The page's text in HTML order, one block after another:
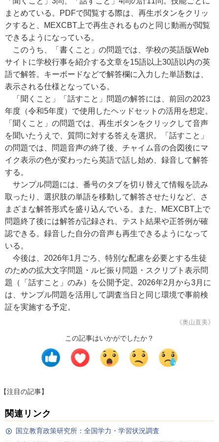
まとめている。PDFで閲覧する際は、再生ボタンをクリッ
クすると、MEXCBT上で再生されるものと同じ動画が閲覧
できるようになっている。
このうち、「書くこと」の問題では、学校の英語版Web
サイトに学校行事を紹介する文章を15語以上30語以内の英
語で解答。キーボードなどで解答欄に入力した単語数は、
表示される仕様となっている。
「聞くこと」「話すこと」問題の解答には、前回の2023
年度（令和5年度）で使用したヘッドセットの活用を想定。
「聞くこと」の問題では、再生ボタンをクリックして音声
を聞いたうえで、質問に対する答えを選択。「話すこと」
の問題では、問題音声の終了後、チャイム音の合図後にマ
イク表示の色が変わったら英語で話し始め、録音して解答
する。
サンプル問題には、番号のタブを切り替えて情報を読み
取ったり、選択肢の単語を移動して解答させたりなど、さ
まざまな解答形式を盛り込んでいる。また、MEXCBT上で
問題終了後には解答が記録され、テスト結果や正答例が確
認できる。録音した自分の音声も再生できるようになって
いる。
今後は、2026年1月ごろ、特別な配慮を必要とする生徒
のための拡大文字問題・ルビ振り問題・スクリプト表示問
題（「話すこと」のみ）を公開予定。2026年2月から3月に
は、サンプル問題を活用して調査当日と同じ環境で事前検
証を実施する予定。
《奥山直美》
この記事はいかがでしたか？
【注目の記事】
関連リンク
国立教育政策研究所：全国学力・学習状況調査